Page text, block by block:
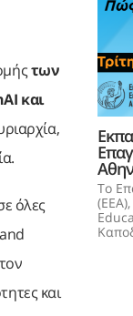
των
και
όλες
και
Το